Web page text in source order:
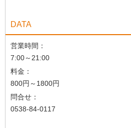
DATA
営業時間：
7:00～21:00
料金：
800円～1800円
問合せ：
0538-84-0117